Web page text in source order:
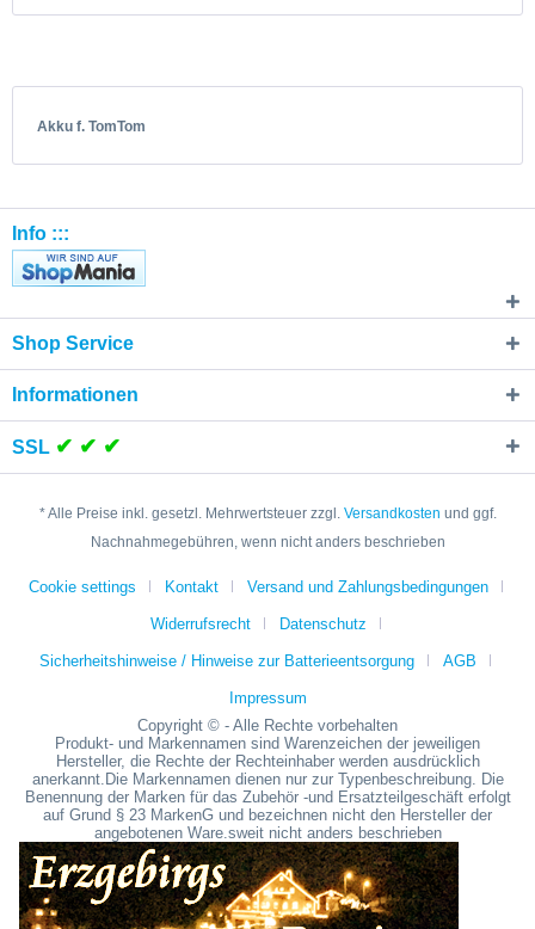
Akku f. TomTom
Info :::
Shop Service
Informationen
SSL ✔ ✔ ✔
* Alle Preise inkl. gesetzl. Mehrwertsteuer zzgl. Versandkosten und ggf.
Nachnahmegebühren, wenn nicht anders beschrieben
Cookie settings Kontakt Versand und Zahlungsbedingungen
Widerrufsrecht Datenschutz
Sicherheitshinweise / Hinweise zur Batterieentsorgung AGB
Impressum
Copyright © - Alle Rechte vorbehalten
Produkt- und Markennamen sind Warenzeichen der jeweiligen
Hersteller, die Rechte der Rechteinhaber werden ausdrücklich
anerkannt.Die Markennamen dienen nur zur Typenbeschreibung. Die
Benennung der Marken für das Zubehör -und Ersatzteilgeschäft erfolgt
auf Grund § 23 MarkenG und bezeichnen nicht den Hersteller der
angebotenen Ware.sweit nicht anders beschrieben